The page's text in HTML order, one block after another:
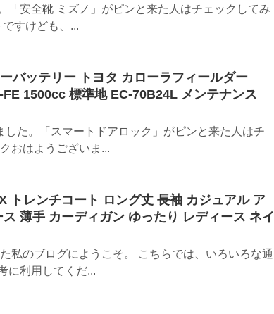
「安全靴 ミズノ」がピンと来た人はチェックしてみ
すけども、...
バッテリー トヨタ カローラフィールダー
1500cc 標準地 EC-70B24L メンテナンス
た。「スマートドアロック」がピンと来た人はチ
おはようございま...
トレンチコート ロング丈 長袖 カジュアル ア
薄手 カーディガン ゆったり レディース ネイ
私のブログにようこそ。 こちらでは、いろいろな通
に利用してくだ...